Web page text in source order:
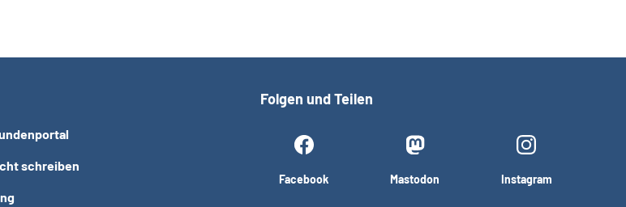
schreiben
Folgen und Teilen
Facebook Mastodon Instagram